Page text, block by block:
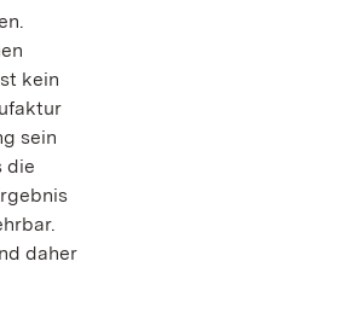
kein
sein
die
daher